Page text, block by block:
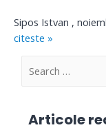
Sipos Istvan
citeste »
S
Articole